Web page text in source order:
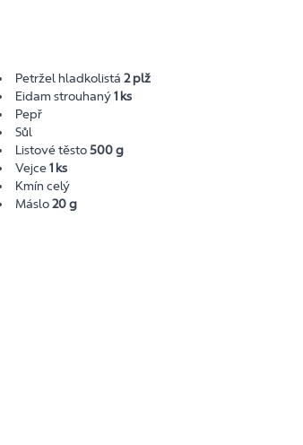
Petržel hladkolistá2 plž
Eidam strouhaný1 ks
Pepř
Sůl
Listové těsto500 g
Vejce1 ks
Kmín celý
Máslo20 g